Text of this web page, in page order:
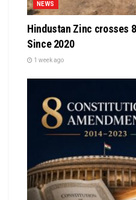
NEWS
Hindustan Zinc crosses
Since 2020
1 week ago